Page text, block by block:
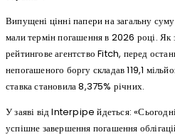
Випущені цінні папери на загальну
мали термін погашення в 2026 році. Як
рейтингове агентство Fitch, перед
непогашеного боргу складав 119,1
ставка становила 8,375% річних.
У заяві від Interpipe йдеться:
успішне завершення погашення